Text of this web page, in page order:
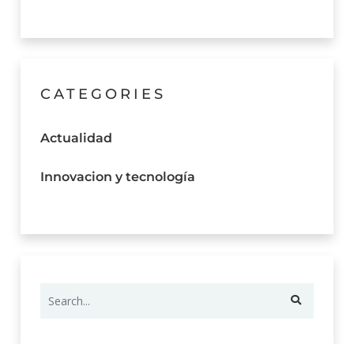
CATEGORIES
Actualidad
Innovacion y tecnología